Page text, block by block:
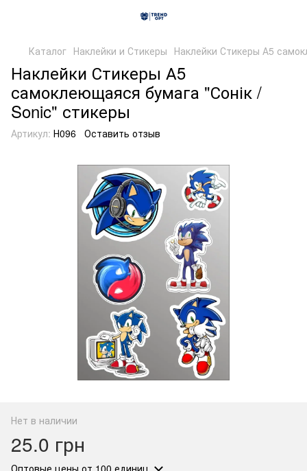
Каталог Наклейки и Стикеры Наклейки Стикеры А5
Наклейки Стикеры А5
самоклеющаяся бумага "Сонік /
Sonic" стикеры
Артикул: Н096 Оставить отзыв
Нет в наличии
25.0 грн
Оптовые цены от 100 единиц